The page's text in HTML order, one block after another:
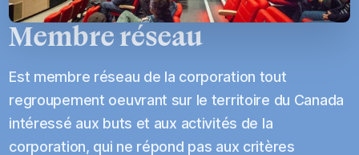
s’inscrire dans une saine écologie du secteur culturel,
économique et social en ayant un impact positif sur
son milieu (période, géographie, discipline);
adhérer auxprincipes de développement durable
et de diversité, équité et inclusion;
démontrer une implication des collectivités en place
partenariats locaux, l’implication de la municipalité,
Membre réseau
Est membre réseau de la corporation tout
regroupement oeuvrant sur le territoire du Canada
intéressé aux buts et aux activités de la
corporation, qui ne répond pas aux critères